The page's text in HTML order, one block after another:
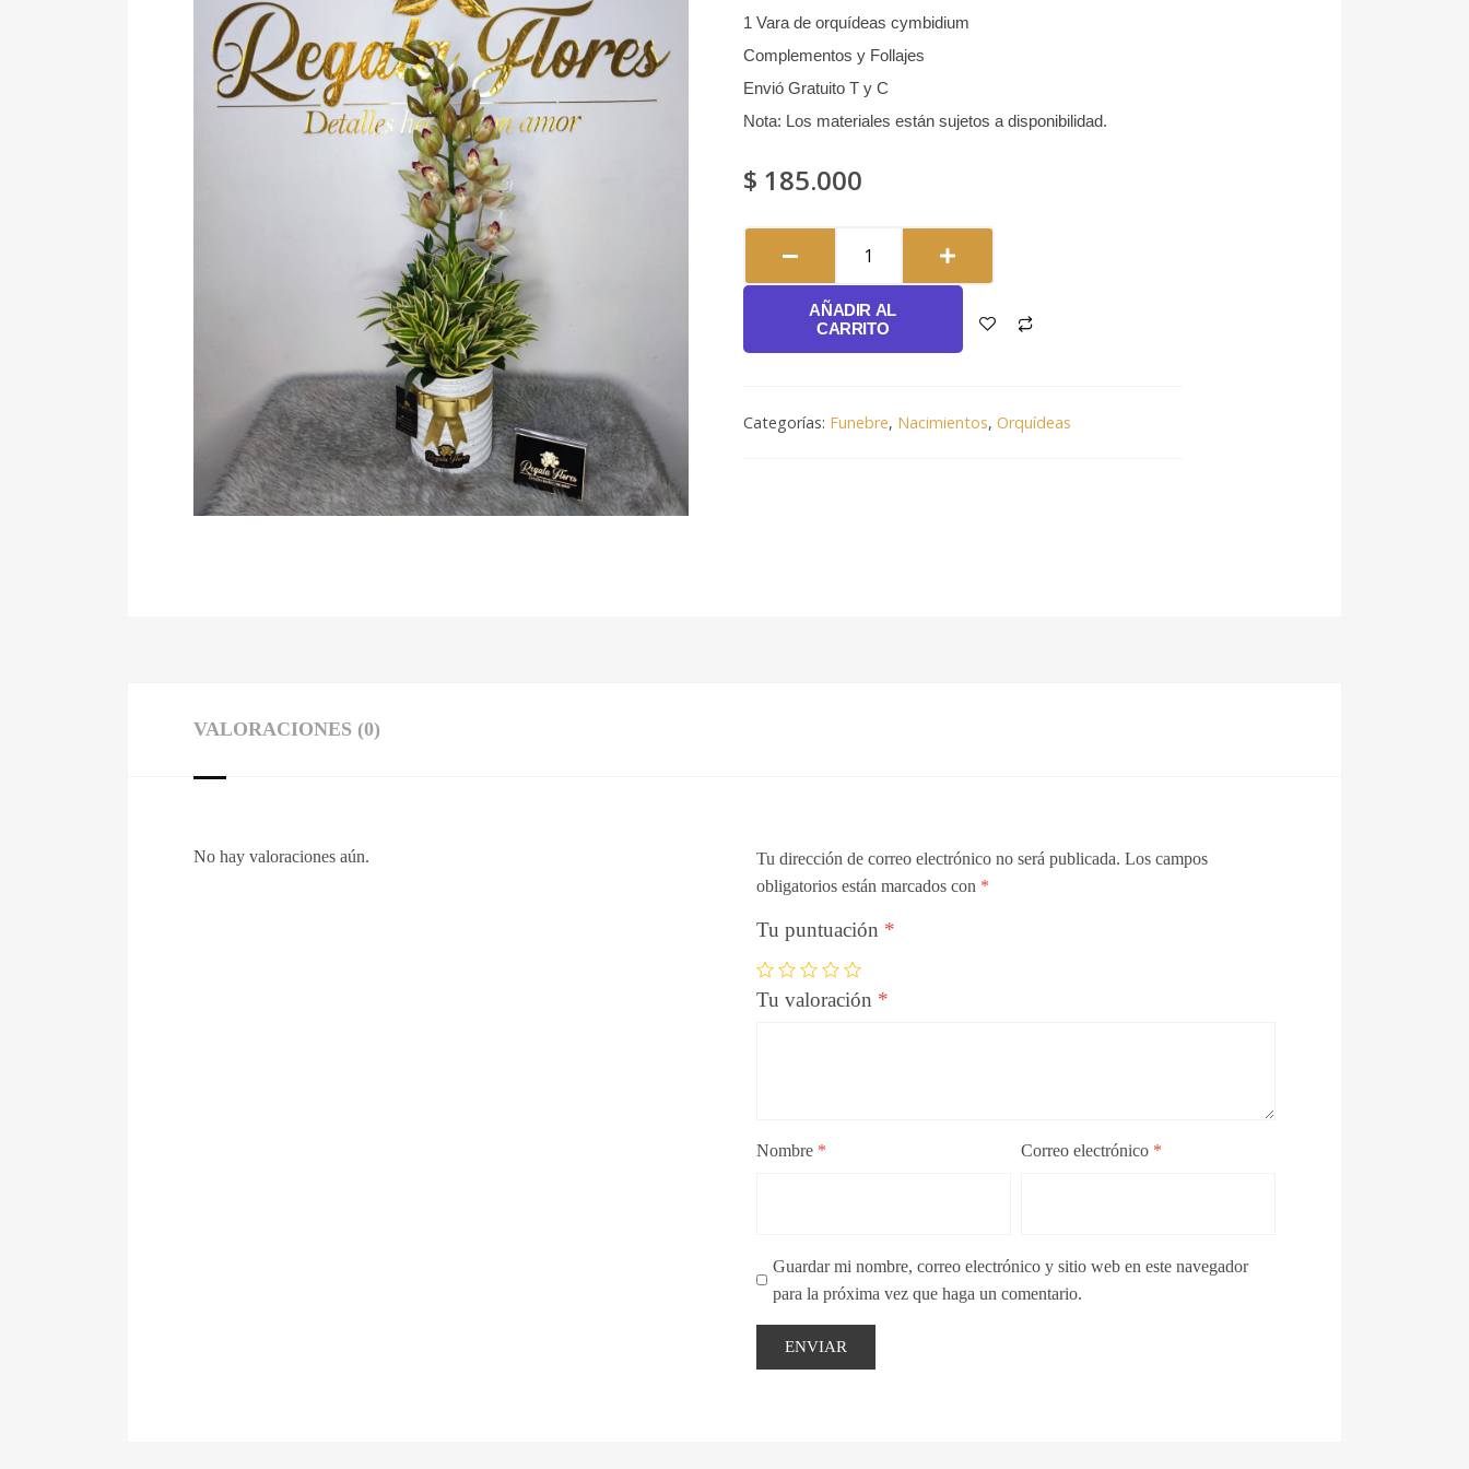
1 Vara de orquídeas cymbidium
Complementos y Follajes
Envió Gratuito T y C
Nota: Los materiales están sujetos a disponibilidad.
$ 185.000
Orquídeas
#133
cantidad
AÑADIR AL
CARRITO
Categorías: Funebre, Nacimientos, Orquídeas
VALORACIONES (0)
No hay valoraciones aún. Tu dirección de correo electrónico no será publicada. Los campos
obligatorios están marcados con *
Tu puntuación *
Tu valoración *
Nombre * Correo electrónico *
Guardar mi nombre, correo electrónico y sitio web en este navegador
para la próxima vez que haga un comentario.